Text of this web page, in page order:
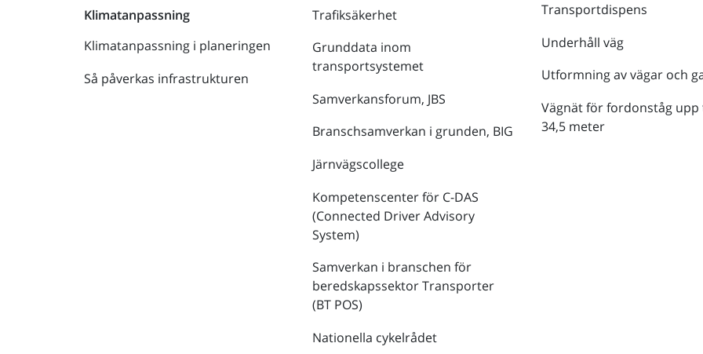
Klimatanpassning
Klimatanpassning i planeringen
Så påverkas infrastrukturen
Trafiksäkerhet
Grunddata inom
transportsystemet
Samverkansforum, JBS
Branschsamverkan i grunden, BIG
Järnvägscollege
Kompetenscenter för C-DAS
(Connected Driver Advisory
System)
Samverkan i branschen för
beredskapssektor Transporter
(BT POS)
Nationella cykelrådet
Transportdispens
Underhåll väg
Utformning av vägar och
Vägnät för fordonståg upp
34,5 meter